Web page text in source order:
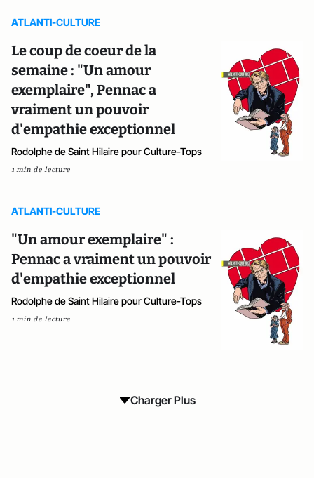
ATLANTI-CULTURE
Le coup de coeur de la
semaine : "Un amour
exemplaire", Pennac a
vraiment un pouvoir
d'empathie exceptionnel
Rodolphe de Saint Hilaire pour Culture-Tops
1 min de lecture
ATLANTI-CULTURE
"Un amour exemplaire" :
Pennac a vraiment un pouvoir
d'empathie exceptionnel
Rodolphe de Saint Hilaire pour Culture-Tops
1 min de lecture
Charger Plus